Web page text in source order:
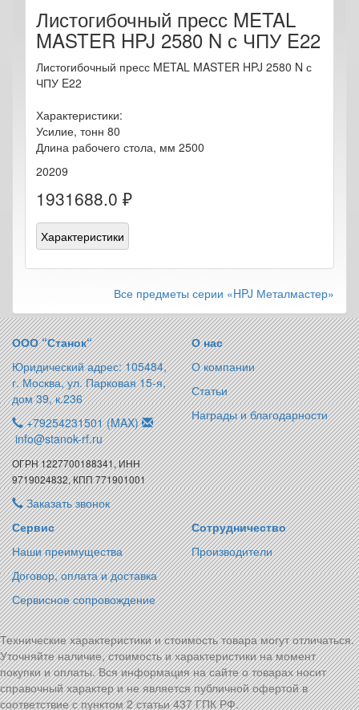
Листогибочный пресс METAL
MASTER HPJ 2580 N с ЧПУ E22
Листогибочный пресс METAL MASTER HPJ 2580 N с
ЧПУ E22
Характеристики:
Усилие, тонн 80
Длина рабочего стола, мм 2500
20209
1931688.0 ₽
Характеристики
Все предметы серии «HPJ Металмастер»
ООО “Станок“
Юридический адрес: 105484,
г. Москва, ул. Парковая 15-я,
дом 39, к.236
+79254231501 (MAX)
info@stanok-rf.ru
ОГРН 1227700188341, ИНН
9719024832, КПП 771901001
Заказать звонок
О нас
О компании
Статьи
Награды и благодарности
Сервис
Наши преимущества
Договор, оплата и доставка
Сервисное сопровождение
Сотрудничество
Производители
Технические характеристики и стоимость товара могут отличаться.
Уточняйте наличие, стоимость и характеристики на момент
покупки и оплаты. Вся информация на сайте о товарах носит
справочный характер и не является публичной офертой в
соответствие с пунктом 2 статьи 437 ГПК РФ.